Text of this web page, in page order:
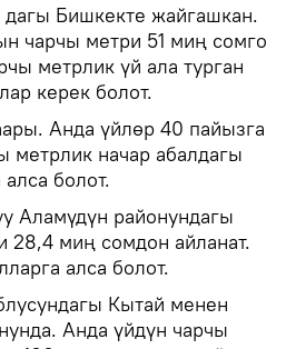
Бишкекте жайгашкан.
чарчы метри 51 миң сомго
метрлик үй ала турган
керек болот.
Анда үйлөр 40 пайызга
метрлик начар абалдагы
болот.
Аламүдүн районундагы
28,4 миң сомдон айланат.
алса болот.
Кытай менен
Анда үйдүн чарчы